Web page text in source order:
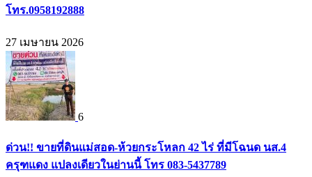
โทร.0958192888
27 เมษายน 2026
6
ด่วน!! ขายที่ดินแม่สอด-ห้วยกระโหลก 42 ไร่ ที่มีโฉนด นส.4
ครุฑแดง แปลงเดียวในย่านนี้ โทร 083-5437789